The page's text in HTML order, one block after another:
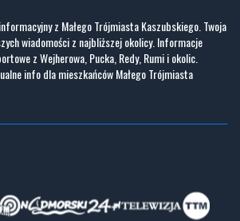
z Małego Trójmiasta Kaszubskiego. Twoja
wiadomości z najbliższej okolicy. Informacje
z Wejherowa, Pucka, Redy, Rumi i okolic.
info dla mieszkańców Małego Trójmiasta